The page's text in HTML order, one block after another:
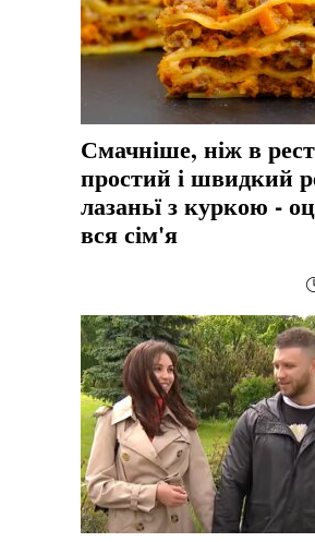
Смачніше, ніж в
простий і швидкий
лазаньї з куркою -
вся сім'я